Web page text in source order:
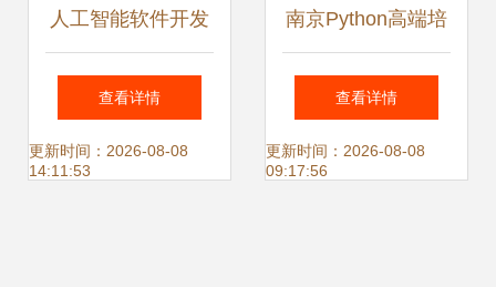
人工智能软件开发
已到来，也是闷声
发财的机会！
查看详情
更新时间：2026-08-08
14:11:53
南京Python高端培
训 解锁人工智能应
用软件开发新篇章
查看详情
更新时间：2026-08-08
09:17:56